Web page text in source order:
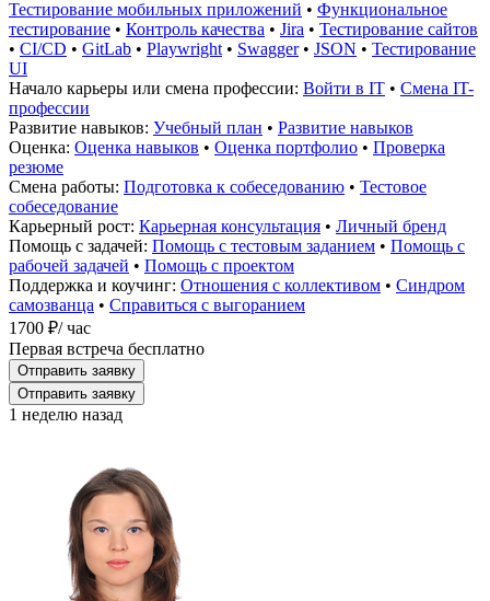
Тестирование мобильных приложений • Функциональное
тестирование • Контроль качества • Jira • Тестирование сайтов
• CI/CD • GitLab • Playwright • Swagger• JSON • Тестирование
UI
Начало карьеры или смена профессии: Войти в IT • Смена IT-
профессии
Развитие навыков: Учебный план • Развитие навыков
Оценка: Оценка навыков • Оценка портфолио • Проверка
резюме
Смена работы: Подготовка к собеседованию • Тестовое
собеседование
Карьерный рост: Карьерная консультация • Личный бренд
Помощь с задачей: Помощь с тестовым заданием • Помощь с
рабочей задачей • Помощь с проектом
Поддержка и коучинг: Отношения с коллективом • Синдром
самозванца • Справиться с выгоранием
1700 ₽/ час
Первая встреча бесплатно
Отправить заявку
Отправить заявку
1 неделю назад